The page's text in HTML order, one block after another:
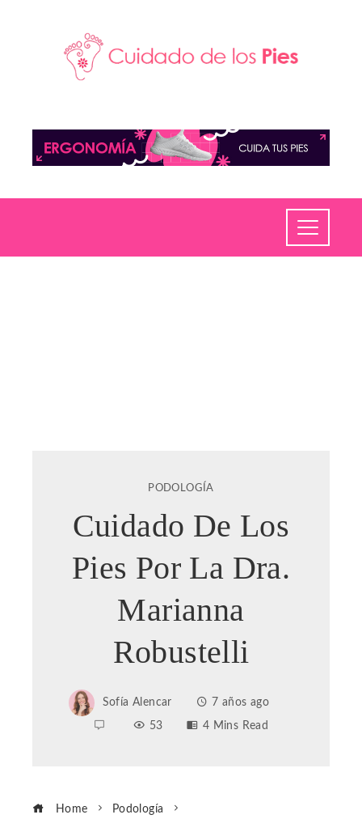
PODOLOGÍA
Cuidado De Los
Pies Por La Dra.
Marianna
Robustelli
Sofía Alencar
7 años ago
53
4 Mins Read
Home
Podología